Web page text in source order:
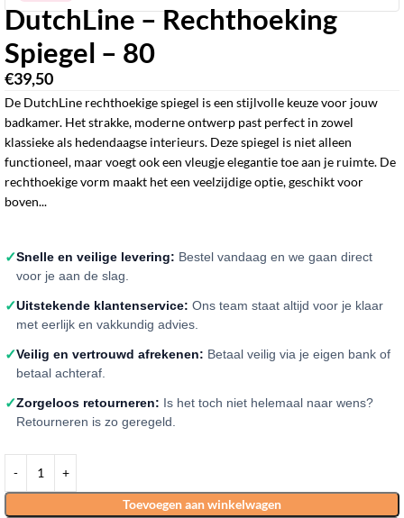
DutchLine – Rechthoeking
Spiegel – 80
€39,50
De DutchLine rechthoekige spiegel is een stijlvolle keuze voor jouw
badkamer. Het strakke, moderne ontwerp past perfect in zowel
klassieke als hedendaagse interieurs. Deze spiegel is niet alleen
functioneel, maar voegt ook een vleugje elegantie toe aan je ruimte. De
rechthoekige vorm maakt het een veelzijdige optie, geschikt voor
boven...
✓Snelle en veilige levering: Bestel vandaag en we gaan direct
voor je aan de slag.
✓Uitstekende klantenservice: Ons team staat altijd voor je klaar
met eerlijk en vakkundig advies.
✓Veilig en vertrouwd afrekenen: Betaal veilig via je eigen bank of
betaal achteraf.
✓Zorgeloos retourneren: Is het toch niet helemaal naar wens?
Retourneren is zo geregeld.
Toevoegen aan winkelwagen